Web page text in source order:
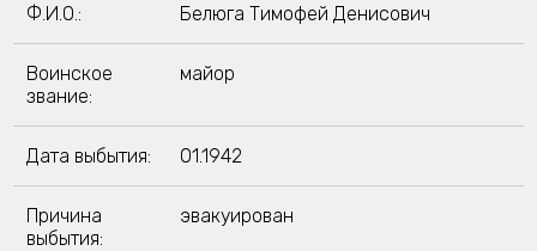
Ф.И.О.: Белюга Тимофей Денисович
Воинское
звание:
майор
Дата выбытия: 01.1942
Причина
выбытия:
эвакуирован